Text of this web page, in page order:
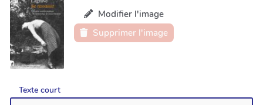
Modifier l'image
Supprimer l'image
Texte court